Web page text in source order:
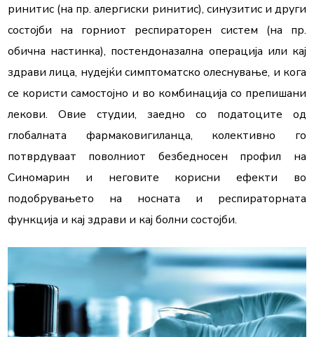
ринитис (на пр. алергиски ринитис), синузитис и други
состојби на горниот респираторен систем (на пр.
обична настинка), постендоназална операција или кај
здрави лица, нудејќи симптоматско олеснување, и кога
се користи самостојно и во комбинација со препишани
лекови. Овие студии, заедно со податоците од
глобалната фармаковигиланца, колективно го
потврдуваат поволниот безбедносен профил на
Синомарин и неговите корисни ефекти во
подобрувањето на носната и респираторната
функција и кај здрави и кај болни состојби.